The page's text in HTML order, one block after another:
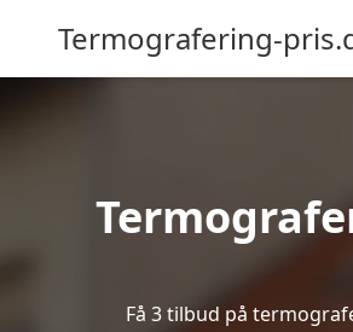
Termografering-
Få 3 tilbud på